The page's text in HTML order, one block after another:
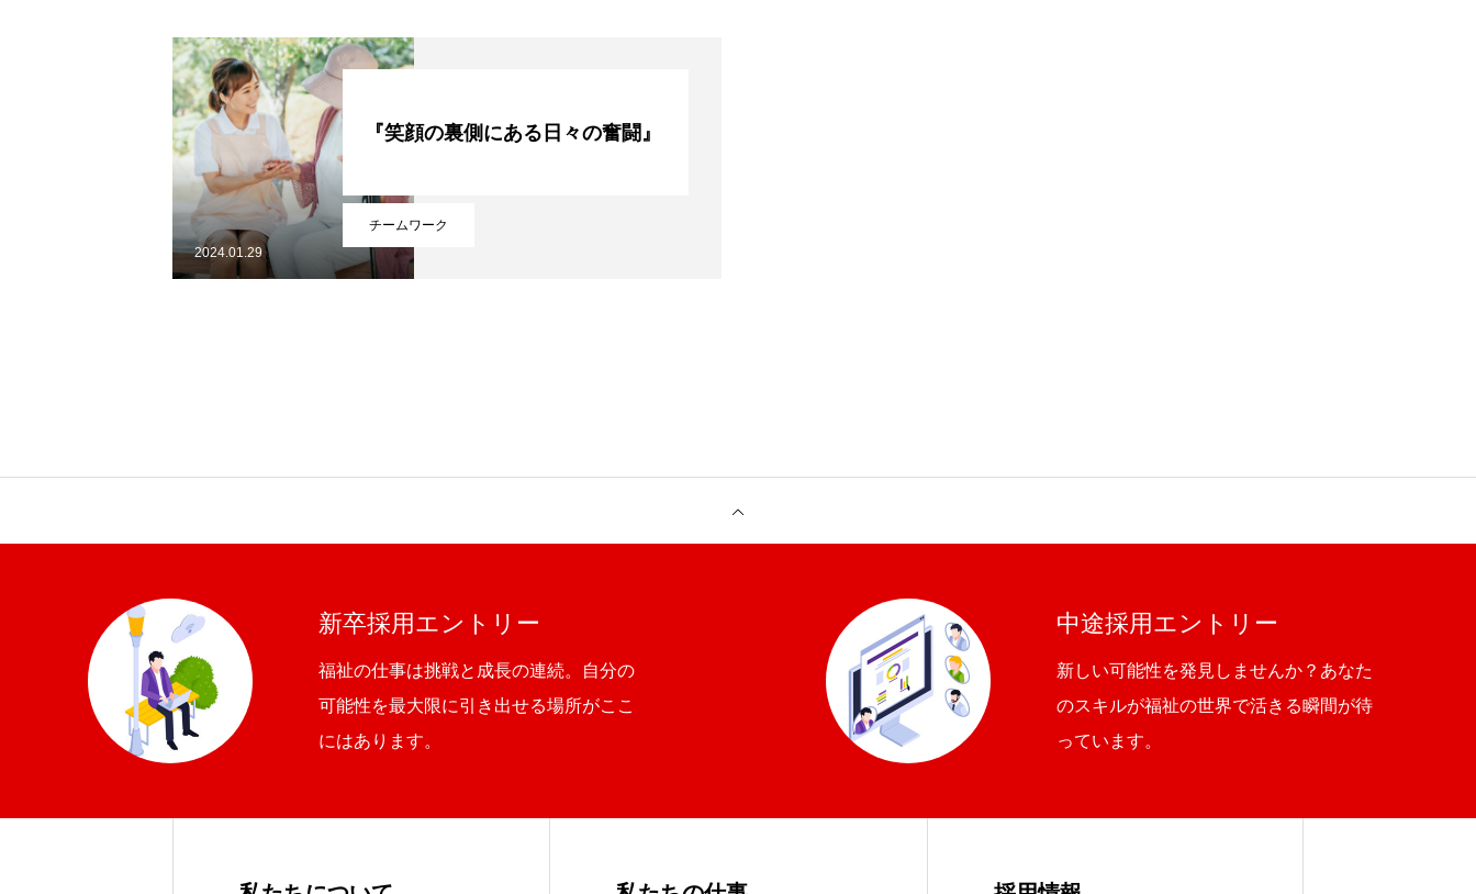
HOME
私たちについて
HOME 私たちについて
チームワーク
『笑顔の裏側にある日々の奮闘』
2024.01.29
新卒採用エントリー
福祉の仕事は挑戦と成長の連続。自分の
可能性を最大限に引き出せる場所がここ
にはあります。
中途採用エントリー
新しい可能性を発見しませんか？あなた
のスキルが福祉の世界で活きる瞬間が待
っています。